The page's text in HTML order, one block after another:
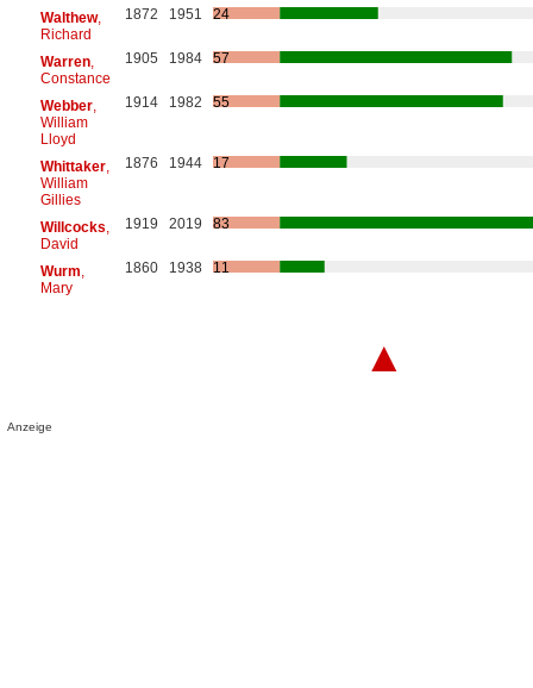
Walthew,
Richard
1872 1951 24
Warren,
Constance
1905 1984 57
Webber,
William
Lloyd
1914 1982 55
Whittaker,
William
Gillies
1876 1944 17
Willcocks
David
1919 2019 83
Wurm
Mary
1860 1938 11
▲
Anzeige